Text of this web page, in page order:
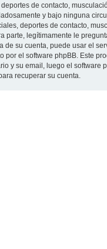
de contacto,
y bajo ninguna
deportes de contacto,
parte, legítimamente le
de su cuenta, puede usar el
por el software phpBB. Este
y su email, luego el software
recuperar su cuenta.